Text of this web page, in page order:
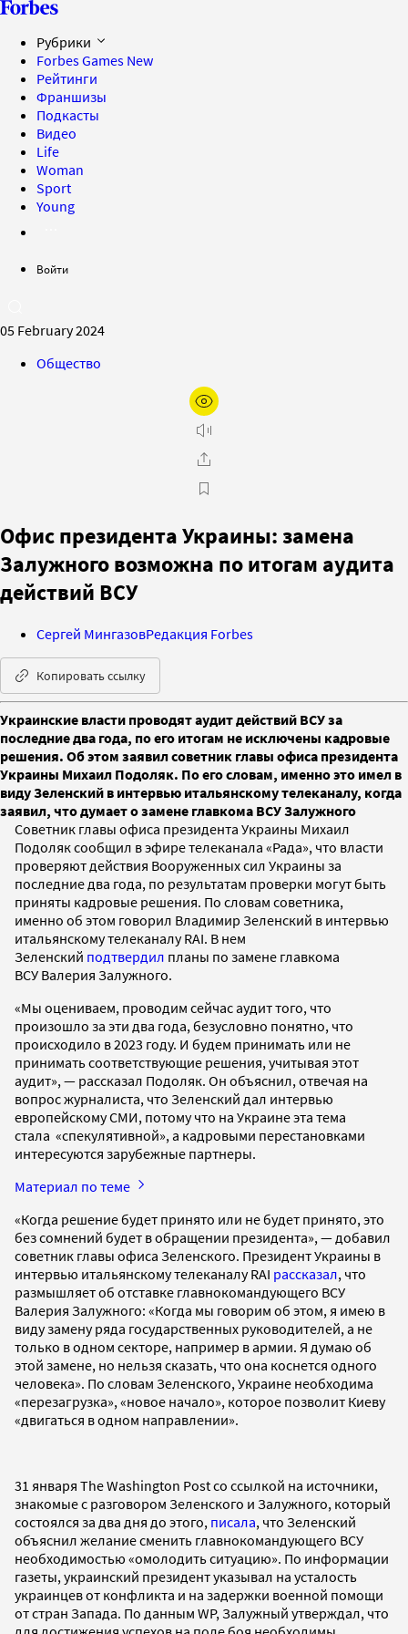
Рубрики
Forbes Games New
Рейтинги
Франшизы
Подкасты
Видео
Life
Woman
Sport
Young
Войти
05 February 2024
Общество
Офис президента Украины: замена
Залужного возможна по итогам аудита
действий ВСУ
Сергей МингазовРедакция Forbes
Копировать ссылку
Украинские власти проводят аудит действий ВСУ за
последние два года, по его итогам не исключены кадровые
решения. Об этом заявил советник главы офиса президента
Украины Михаил Подоляк. По его словам, именно это имел в
виду Зеленский в интервью итальянскому телеканалу, когда
заявил, что думает о замене главкома ВСУ Залужного
Советник главы офиса президента Украины Михаил
Подоляк сообщил в эфире телеканала «Рада», что власти
проверяют действия Вооруженных сил Украины за
последние два года, по результатам проверки могут быть
приняты кадровые решения. По словам советника,
именно об этом говорил Владимир Зеленский в интервью
итальянскому телеканалу RAI. В нем
Зеленский подтвердил планы по замене главкома
ВСУ Валерия Залужного.
«Мы оцениваем, проводим сейчас аудит того, что
произошло за эти два года, безусловно понятно, что
происходило в 2023 году. И будем принимать или не
принимать соответствующие решения, учитывая этот
аудит», — рассказал Подоляк. Он объяснил, отвечая на
вопрос журналиста, что Зеленский дал интервью
европейскому СМИ, потому что на Украине эта тема
стала «спекулятивной», а кадровыми перестановками
интересуются зарубежные партнеры.
Материал по теме
«Когда решение будет принято или не будет принято, это
без сомнений будет в обращении президента», — добавил
советник главы офиса Зеленского. Президент Украины в
интервью итальянскому телеканалу RAI рассказал, что
размышляет об отставке главнокомандующего ВСУ
Валерия Залужного: «Когда мы говорим об этом, я имею в
виду замену ряда государственных руководителей, а не
только в одном секторе, например в армии. Я думаю об
этой замене, но нельзя сказать, что она коснется одного
человека». По словам Зеленского, Украине необходима
«перезагрузка», «новое начало», которое позволит Киеву
«двигаться в одном направлении».
31 января The Washington Post со ссылкой на источники,
знакомые с разговором Зеленского и Залужного, который
состоялся за два дня до этого, писала, что Зеленский
объяснил желание сменить главнокомандующего ВСУ
необходимостью «омолодить ситуацию». По информации
газеты, украинский президент указывал на усталость
украинцев от конфликта и на задержки военной помощи
от стран Запада. По данным WP, Залужный утверждал, что